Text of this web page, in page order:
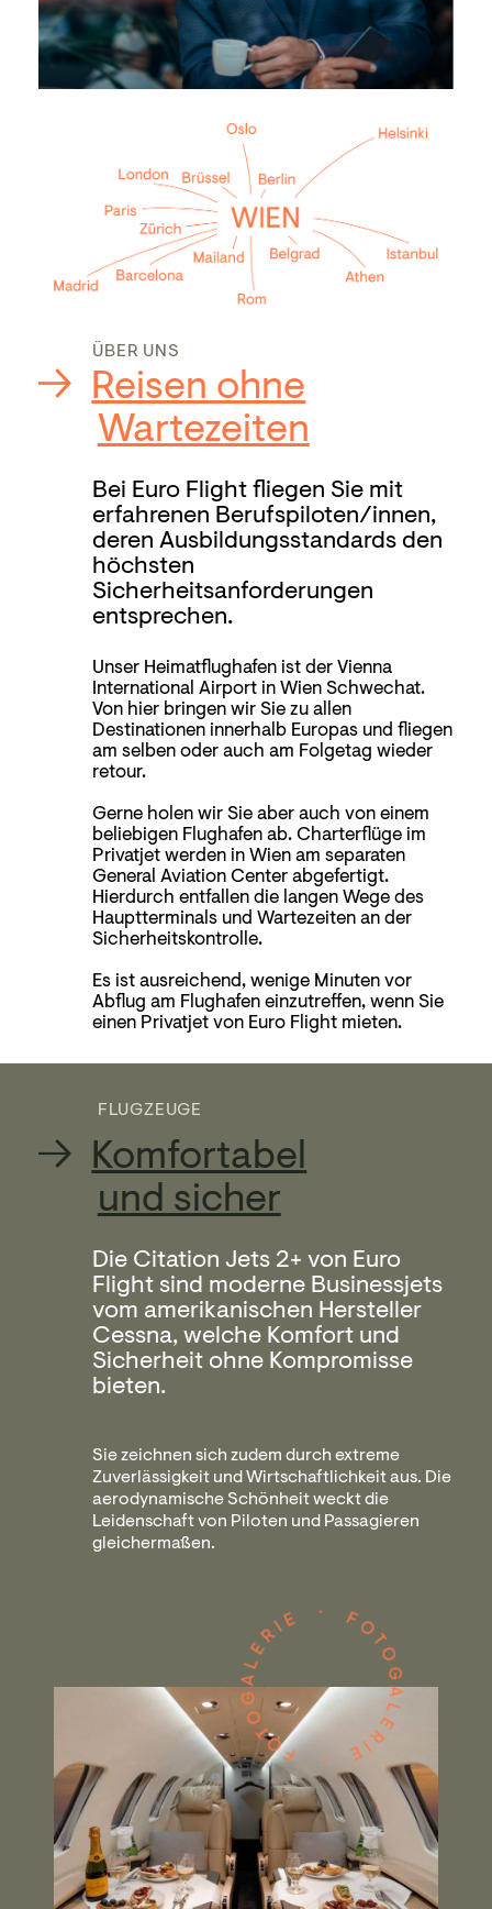
ÜBER UNS
Reisen ohne
Wartezeiten
Bei Euro Flight fliegen Sie mit
erfahrenen Berufspiloten/innen,
deren Ausbildungsstandards den
höchsten
Sicherheitsanforderungen
entsprechen.
Unser Heimatflughafen ist der Vienna
International Airport in Wien Schwechat.
Von hier bringen wir Sie zu allen
Destinationen innerhalb Europas und fliegen
am selben oder auch am Folgetag wieder
retour.
Gerne holen wir Sie aber auch von einem
beliebigen Flughafen ab. Charterflüge im
Privatjet werden in Wien am separaten
General Aviation Center abgefertigt.
Hierdurch entfallen die langen Wege des
Hauptterminals und Wartezeiten an der
Sicherheitskontrolle.
Es ist ausreichend, wenige Minuten vor
Abflug am Flughafen einzutreffen, wenn Sie
einen Privatjet von Euro Flight mieten.
FLUGZEUGE
Komfortabel
und sicher
Die Citation Jets 2+ von Euro
Flight sind moderne Businessjets
vom amerikanischen Hersteller
Cessna, welche Komfort und
Sicherheit ohne Kompromisse
bieten.
Sie zeichnen sich zudem durch extreme
Zuverlässigkeit und Wirtschaftlichkeit aus. Die
aerodynamische Schönheit weckt die
Leidenschaft von Piloten und Passagieren
gleichermaßen.